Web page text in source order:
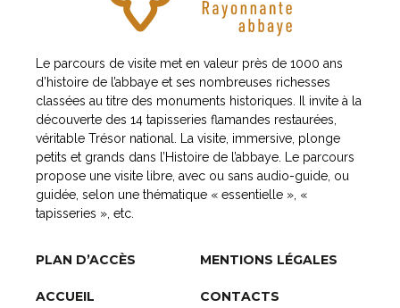
Le parcours de visite met en valeur près de 1000 ans
d’histoire de l’abbaye et ses nombreuses richesses
classées au titre des monuments historiques. Il invite à la
découverte des 14 tapisseries flamandes restaurées,
véritable Trésor national. La visite, immersive, plonge
petits et grands dans l’Histoire de l’abbaye. Le parcours
propose une visite libre, avec ou sans audio-guide, ou
guidée, selon une thématique « essentielle », «
tapisseries », etc.
PLAN D’ACCÈS
ACCUEIL
MENTIONS LÉGALES
CONTACTS